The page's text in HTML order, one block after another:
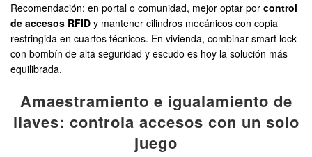
Recomendación: en portal o comunidad, mejor optar por control
de accesos RFID y mantener cilindros mecánicos con copia
restringida en cuartos técnicos. En vivienda, combinar smart lock
con bombín de alta seguridad y escudo es hoy la solución más
equilibrada.
Amaestramiento e igualamiento de
llaves: controla accesos con un solo
juego